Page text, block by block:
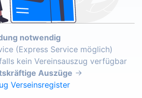
notwendig
(Express Service möglich)
kein Vereinsauszug verfügbar
Auszüge →
Verseinsregister